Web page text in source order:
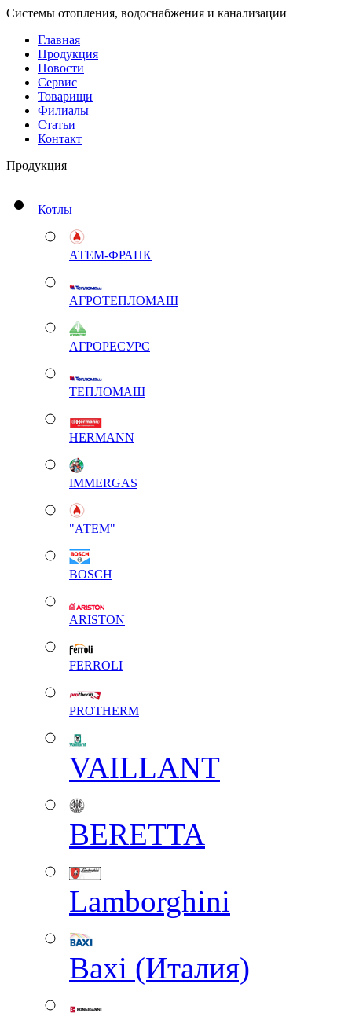
Системы отопления, водоснабжения и канализации
Главная
Продукция
Новости
Сервис
Товарищи
Филиалы
Статьи
Контакт
Продукция
Котлы
АТЕМ-ФРАНК
АГРОТЕПЛОМАШ
АГРОРЕСУРС
ТЕПЛОМАШ
HERMANN
IMMERGAS
"АТЕМ"
BOSCH
ARISTON
FERROLI
PROTHERM
VAILLANT
BERETTA
Lamborghini
Baxi (Италия)